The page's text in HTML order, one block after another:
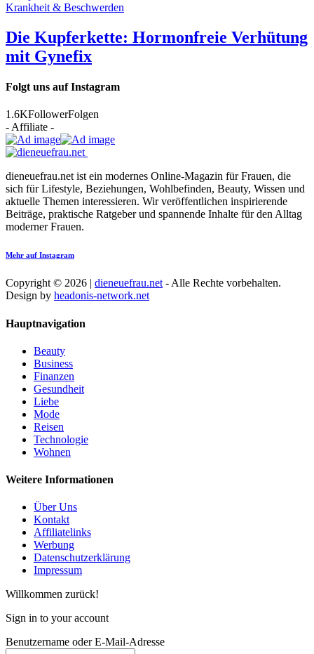
Krankheit & Beschwerden
Die Kupferkette: Hormonfreie Verhütung
mit Gynefix
Folgt uns auf Instagram
1.6KFollowerFolgen
- Affiliate -
dieneuefrau.net ist ein modernes Online-Magazin für Frauen, die
sich für Lifestyle, Beziehungen, Wohlbefinden, Beauty, Wissen und
aktuelle Themen interessieren. Wir veröffentlichen inspirierende
Beiträge, praktische Ratgeber und spannende Inhalte für den Alltag
moderner Frauen.
Mehr auf Instagram
Copyright © 2026 | dieneuefrau.net - Alle Rechte vorbehalten.
Design by headonis-network.net
Hauptnavigation
Beauty
Business
Finanzen
Gesundheit
Liebe
Mode
Reisen
Technologie
Wohnen
Weitere Informationen
Über Uns
Kontakt
Affiliatelinks
Werbung
Datenschutzerklärung
Impressum
Willkommen zurück!
Sign in to your account
Benutzername oder E-Mail-Adresse